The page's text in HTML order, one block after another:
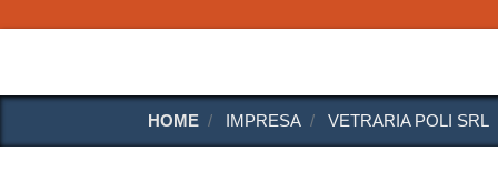
HOME IMPRESA VETRARIA POLI SRL